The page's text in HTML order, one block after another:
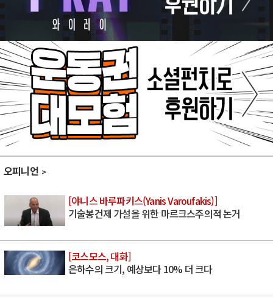
오피니언
[야니스 바루파키스(Yanis Varoufakis)]
기술봉건제 가설을 위한 마르크스주의적 논거
[코스모스, 대화]
은하수의 크기, 예상보다 10% 더 크다